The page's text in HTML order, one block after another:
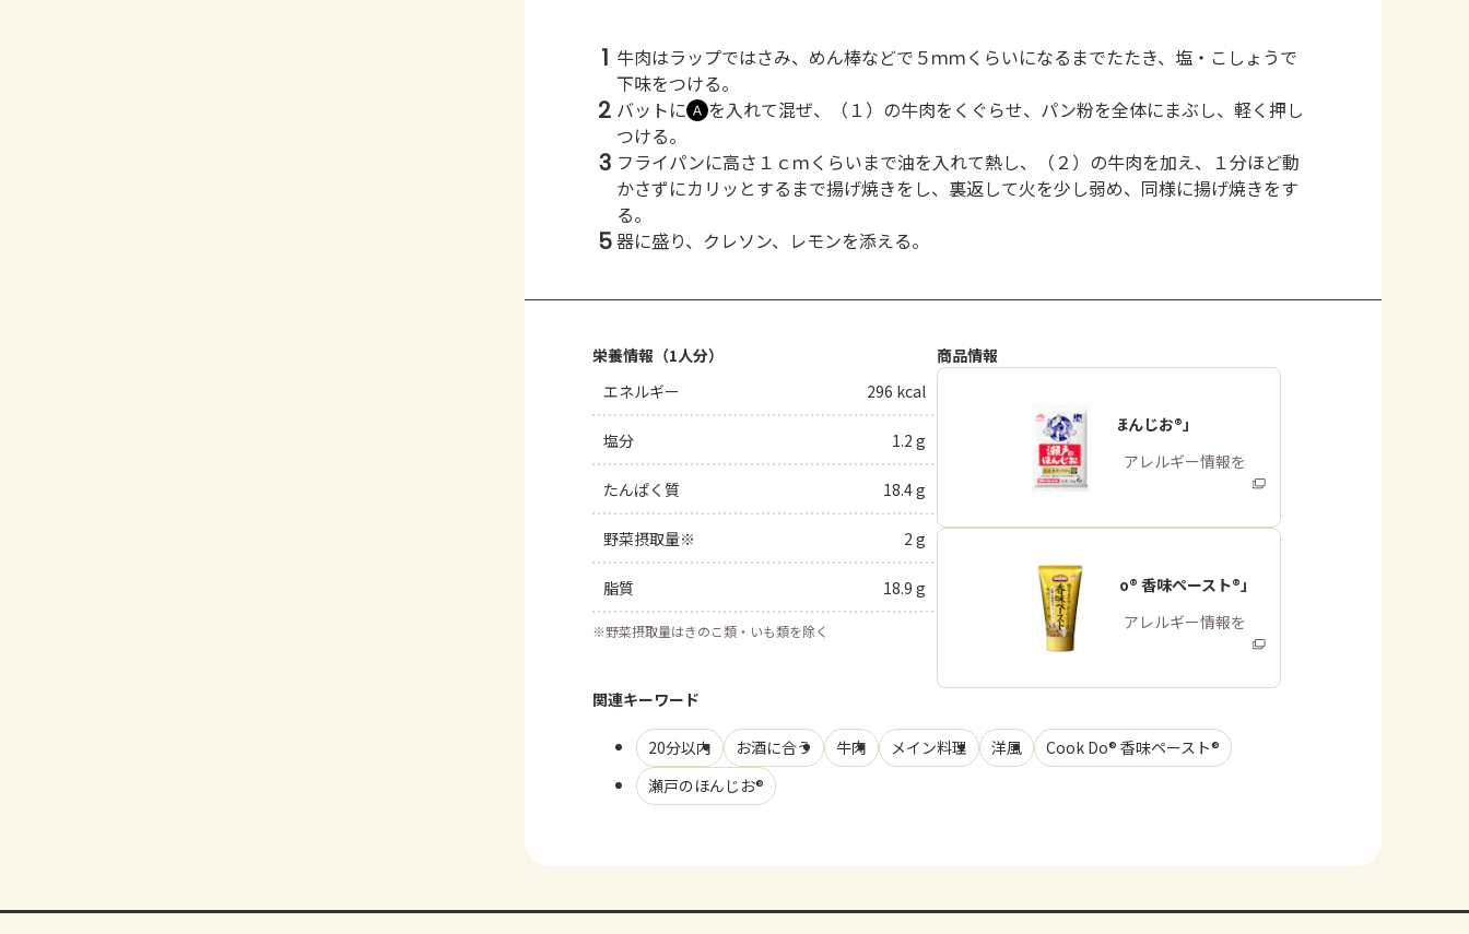
1 牛肉はラップではさみ、めん棒などで５ｍｍくらいになるまでたたき、塩・こしょうで
下味をつける。
2 バットに Ａ を入れて混ぜ、（１）の牛肉をくぐらせ、パン粉を全体にまぶし、軽く押し
つける。
3 フライパンに高さ１ｃｍくらいまで油を入れて熱し、（２）の牛肉を加え、１分ほど動
かさずにカリッとするまで揚げ焼きをし、裏返して火を少し弱め、同様に揚げ焼きをす
る。
5器に盛り、クレソン、レモンを添える。
栄養情報（1人分）
エネルギー
296 kcal
塩分 1.2 g
たんぱく質 18.4 g
野菜摂取量※ 2 g
脂質 18.9 g
※野菜摂取量はきのこ類・いも類を除く
商品情報
「瀬戸のほんじお®」
商品・アレルギー情報を
みる
「Cook Do® 香味ペースト®」
商品・アレルギー情報を
関連キーワード
20分以内 お酒に合う 牛肉 メイン料理 洋風
Cook Do® 香味ペースト®
瀬戸のほんじお®